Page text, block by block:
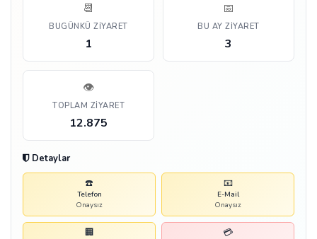
📆
BUGÜNKÜ ZIYARET
1
📅
BU AY ZIYARET
3
👁️
TOPLAM ZIYARET
12.875
Detaylar
☎️
Telefon
Onaysız
📧
E-Mail
Onaysız
🏢 💳